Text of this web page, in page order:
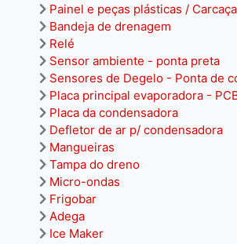
Painel e peças plásticas / Carcaça
Bandeja de drenagem
Relé
Sensor ambiente - ponta preta
Sensores de Degelo - Ponta de
Placa principal evaporadora -
Placa da condensadora
Defletor de ar p/ condensadora
Mangueiras
Tampa do dreno
Micro-ondas
Frigobar
Adega
Ice Maker